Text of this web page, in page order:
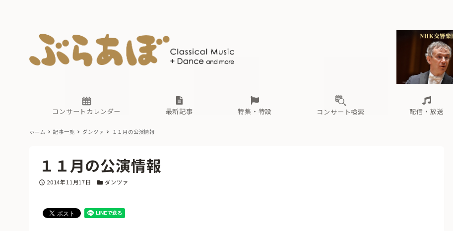
コンサートカレンダー 最新記事 特集・特設 コンサート検索 配信・放送
古楽とその先と Aからの眺望
無料ライブ配信スケジュール
あ か さ
ホーム 記事一覧 ダンツァ １１月の公演情報
１１月の公演情報
投稿日
2014年11月17日 カテゴリー
ダンツァ